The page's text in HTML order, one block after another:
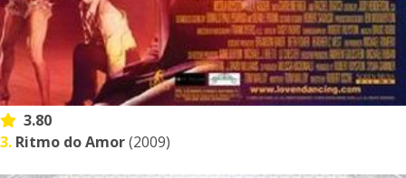
3.80
3. Ritmo do Amor(2009)